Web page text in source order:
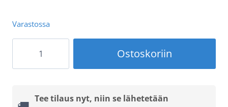
Varastossa
Ostoskoriin
Tee tilaus nyt, niin se lähetetään